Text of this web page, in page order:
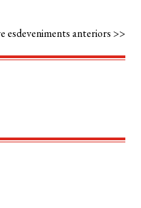
esdeveniments anteriors >>